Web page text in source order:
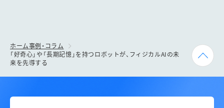
ホーム事例・コラム
「好奇心」や「長期記憶」を持つロボットが、フィジカルAIの未
来を先導する